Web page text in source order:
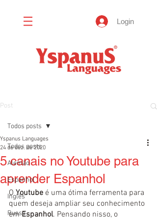
Login
Post
Todos posts
Alemão
Espanhol
Inglês
Russo
Todos posts
5 canais no Youtube para
aprender Espanhol
Yspanus Languages
24 de dez. de 2020
O Youtube é uma ótima ferramenta para
quem deseja ampliar seu conhecimento
em Espanhol. Pensando nisso, o